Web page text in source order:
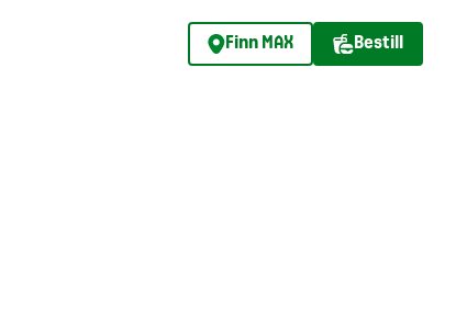
Finn MAX Bestill